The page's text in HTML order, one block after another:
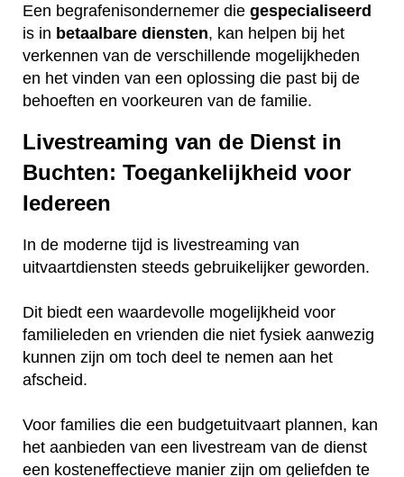
Een begrafenisondernemer die gespecialiseerd
is in betaalbare diensten, kan helpen bij het
verkennen van de verschillende mogelijkheden
en het vinden van een oplossing die past bij de
behoeften en voorkeuren van de familie.
Livestreaming van de Dienst in
Buchten: Toegankelijkheid voor
Iedereen
In de moderne tijd is livestreaming van
uitvaartdiensten steeds gebruikelijker geworden.
Dit biedt een waardevolle mogelijkheid voor
familieleden en vrienden die niet fysiek aanwezig
kunnen zijn om toch deel te nemen aan het
afscheid.
Voor families die een budgetuitvaart plannen, kan
het aanbieden van een livestream van de dienst
een kosteneffectieve manier zijn om geliefden te